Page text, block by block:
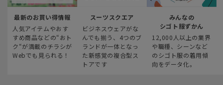
最新のお買い得情報
人気アイテムやおす
すめ商品などの“おト
ク“が満載のチラシが
Webでも見られる！
スーツスクエア
ビジネスウェアがな
んでも揃う、4つのブ
ランドが一体となっ
た新感覚の複合型ス
トアです
みんなの
シゴト服ずかん
12,000人以上の業界
や職種、シーンなど
のシゴト服の着用傾
向をデータ化。